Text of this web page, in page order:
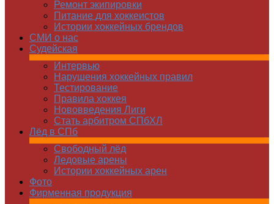
Ремонт экипировки
Питание для хоккеистов
Истории хоккейных брендов
СМИ о нас
Судейская
Интервью
Нарушения хоккейных правил
Тестирование
Правила хоккея
Нововведения Лиги
Стать арбитром СПбХЛ
Лёд в СПб
Свободный лёд
Ледовые арены
Истории хоккейных арен
Фото
Фирменная продукция